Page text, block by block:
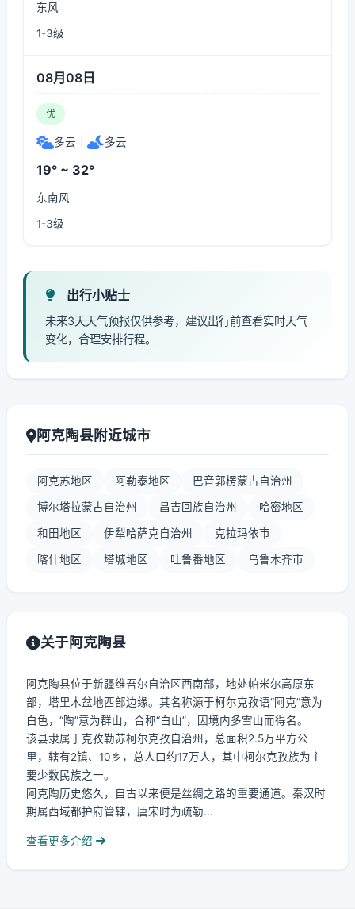
东风
1-3级
08月08日
优
多云 多云
19° ~ 32°
东南风
1-3级
出行小贴士
未来3天天气预报仅供参考，建议出行前查看实时天气
变化，合理安排行程。
阿克陶县附近城市
阿克苏地区 阿勒泰地区 巴音郭楞蒙古自治州
博尔塔拉蒙古自治州 昌吉回族自治州 哈密地区
和田地区 伊犁哈萨克自治州 克拉玛依市
喀什地区 塔城地区 吐鲁番地区 乌鲁木齐市
关于阿克陶县
阿克陶县位于新疆维吾尔自治区西南部，地处帕米尔高原东
部，塔里木盆地西部边缘。其名称源于柯尔克孜语“阿克”意为
白色，“陶”意为群山，合称“白山”，因境内多雪山而得名。
该县隶属于克孜勒苏柯尔克孜自治州，总面积2.5万平方公
里，辖有2镇、10乡，总人口约17万人，其中柯尔克孜族为主
要少数民族之一。
阿克陶历史悠久，自古以来便是丝绸之路的重要通道。秦汉时
期属西域都护府管辖，唐宋时为疏勒...
查看更多介绍